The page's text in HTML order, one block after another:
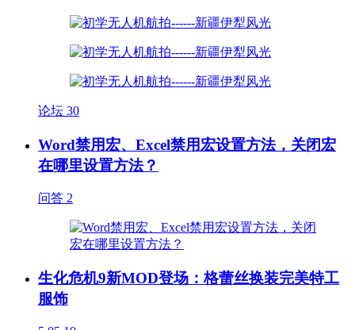
论坛 30
Word禁用宏、Excel禁用宏设置方法，关闭宏
在哪里设置方法？
问答 2
生化危机9新MOD登场：格蕾丝换装完美特工
服饰